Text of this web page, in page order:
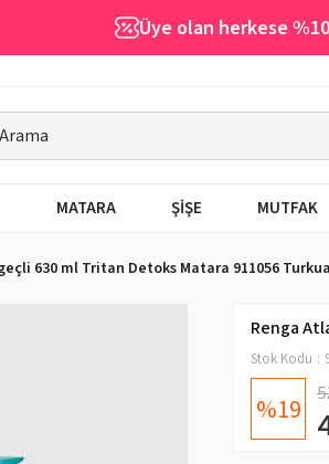
Üye olan herkese
MATARA ŞİŞE MUTFAK
630 ml Tritan Detoks Matara 911056
Renga
Stok Kodu
19